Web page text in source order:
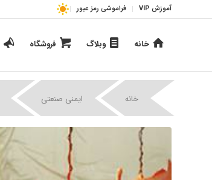
آموزش VIP فراموشی رمز عبور
خانه وبلاگ فروشگاه
خانه ایمنی صنعتی